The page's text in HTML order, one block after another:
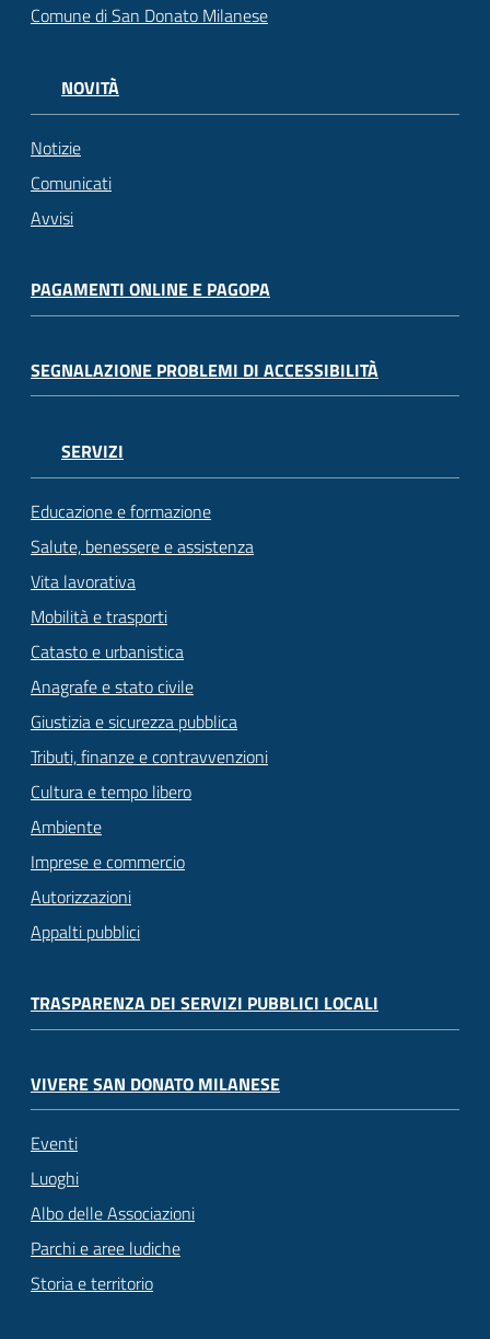
Comune di San Donato Milanese
NOVITÀ
Notizie
Comunicati
Avvisi
PAGAMENTI ONLINE E PAGOPA
SEGNALAZIONE PROBLEMI DI ACCESSIBILITÀ
SERVIZI
Educazione e formazione
Salute, benessere e assistenza
Vita lavorativa
Mobilità e trasporti
Catasto e urbanistica
Anagrafe e stato civile
Giustizia e sicurezza pubblica
Tributi, finanze e contravvenzioni
Cultura e tempo libero
Ambiente
Imprese e commercio
Autorizzazioni
Appalti pubblici
TRASPARENZA DEI SERVIZI PUBBLICI LOCALI
VIVERE SAN DONATO MILANESE
Eventi
Luoghi
Albo delle Associazioni
Parchi e aree ludiche
Storia e territorio